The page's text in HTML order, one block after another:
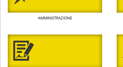
AMMINISTRAZIONE